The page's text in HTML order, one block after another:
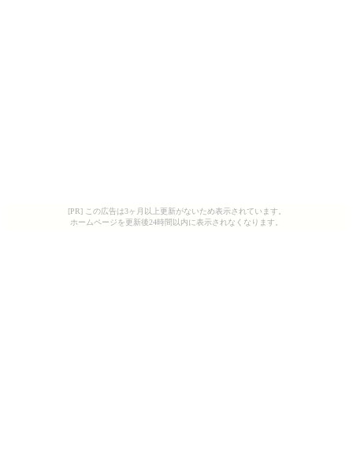
[PR] この広告は3ヶ月以上更新がないため表示されています。
ホームページを更新後24時間以内に表示されなくなります。